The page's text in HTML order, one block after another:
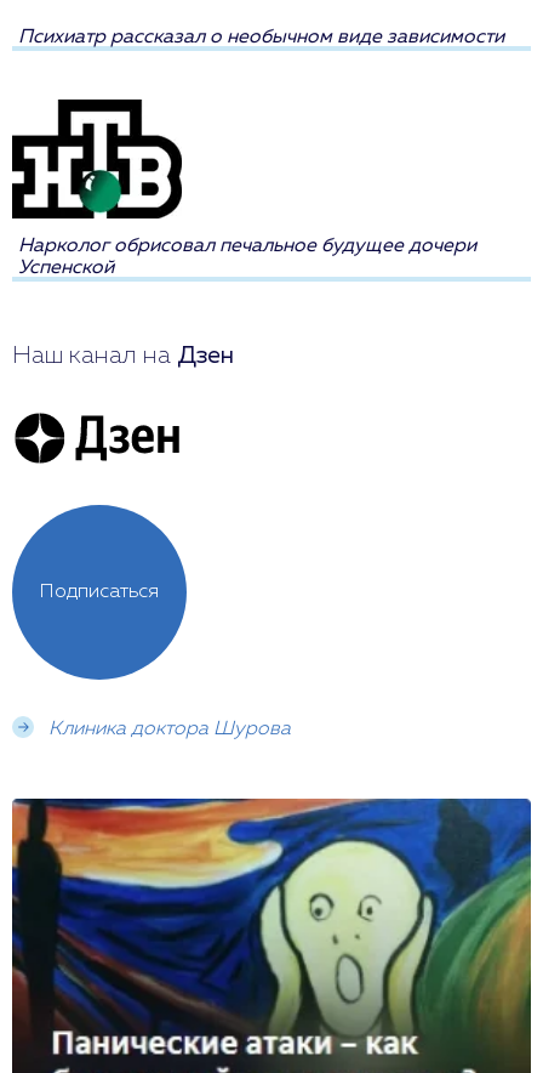
Психиатр рассказал о необычном виде зависимости
Нарколог обрисовал печальное будущее дочери
Успенской
Наш канал на Дзен
Клиника доктора Шурова
Подписаться